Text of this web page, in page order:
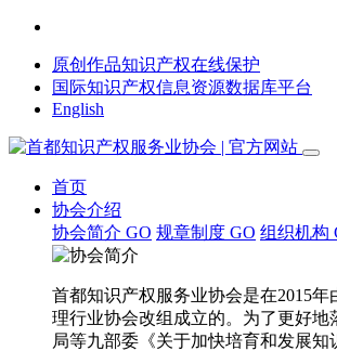
原创作品知识产权在线保护
国际知识产权信息资源数据库平台
English
首页
协会介绍
协会简介 GO 规章制度 GO 组织机构
首都知识产权服务业协会是在2015年
理行业协会改组成立的。为了更好地
局等九部委《关于加快培育和发展